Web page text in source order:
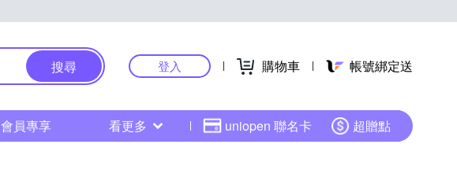
搜尋 登入 購物車 帳號綁定送
會員專享 看更多 uniopen 聯名卡 超贈點